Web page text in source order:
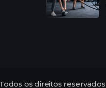
os direitos reservados